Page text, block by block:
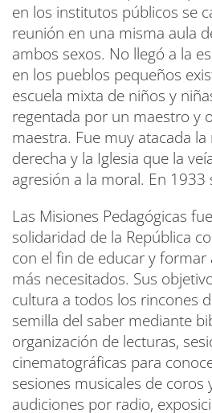
en los institutos públicos se
reunión en una misma aula
ambos sexos. No llegó a la
en los pueblos pequeños
escuela mixta de niños y
regentada por un maestro y
maestra. Fue muy atacada
derecha y la Iglesia que la
agresión a la moral. En 1933
Las Misiones Pedagógicas
solidaridad de la República
con el fin de educar y formar
más necesitados. Sus
cultura a todos los rincones
semilla del saber mediante
organización de lecturas,
cinematográficas para
sesiones musicales de coros
audiciones por radio,